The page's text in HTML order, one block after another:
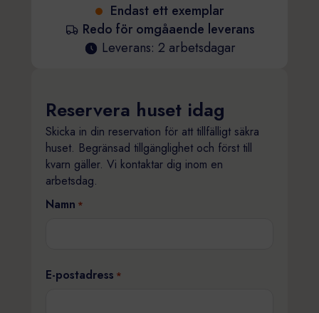
Endast ett exemplar
Redo för omgåaende leverans
Leverans: 2 arbetsdagar
Reservera huset idag
Skicka in din reservation för att tillfälligt säkra
huset. Begränsad tillgänglighet och först till
kvarn gäller. Vi kontaktar dig inom en
arbetsdag.
Namn *
E-postadress *